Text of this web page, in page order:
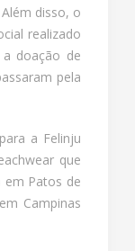
disso, o
realizado
doação de
pela
a Felinju
que
em Patos de
Campinas